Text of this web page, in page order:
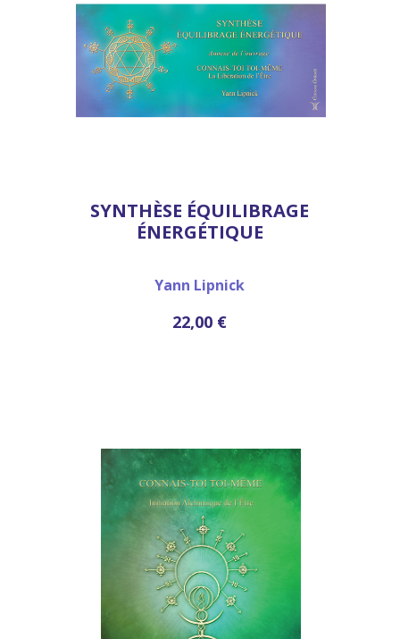
SYNTHÈSE ÉQUILIBRAGE
ÉNERGÉTIQUE
Yann Lipnick
22,00 €